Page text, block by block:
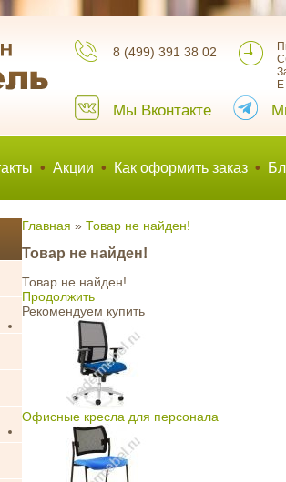
8 (499) 391 38 02
Мы Вконтакте
• Акции • Как оформить заказ •
Главная » Товар не найден!
Товар не найден!
Товар не найден!
Продолжить
Рекомендуем купить
Офисные кресла для персонала